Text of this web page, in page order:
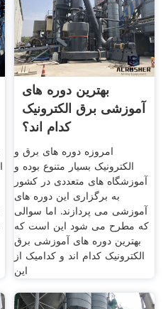
بهترین دوره های
آموزشی برق الکترونیک
کدام اند؟
امروزه دوره های برق و
الکترونیک بسیار متنوع بوده و
آموزشگاه های متعددی در کشور
به برگزاری این دوره های
آموزشی می پردازند. اما سوالی
که مطرح می شود این است که
بهترین دوره های آموزشی برق
الکترونیک کدام اند و کدامیک از
این